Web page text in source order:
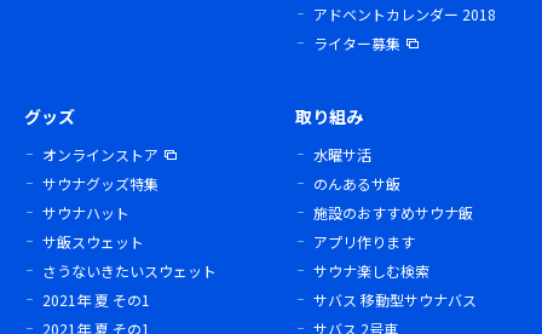
アドベントカレンダー 2018
ライター募集
グッズ
オンラインストア
サウナグッズ特集
サウナハット
サ飯スウェット
さうないきたいスウェット
2021年 夏 その1
2021年 夏 その1
取り組み
水曜サ活
のんあるサ飯
施設のおすすめサウナ飯
アプリ作ります
サウナ楽しむ検索
サバス 移動型サウナバス
サバス 2号車